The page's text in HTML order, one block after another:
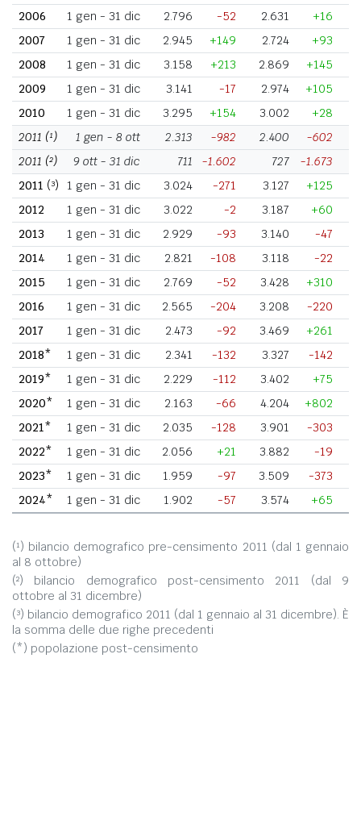
2006
1 gen - 31 dic 2.796 -52 2.631
+16
2007
1 gen - 31 dic 2.945 +149 2.724
+93
2008
1 gen - 31 dic 3.158 +213 2.869
+145
2009
1 gen - 31 dic 3.141 -17 2.974
+105
2010
1 gen - 31 dic 3.295 +154 3.002
+28
2011 (¹) 1 gen - 8 ott 2.313 -982 2.400
-602
2011 (²) 9 ott - 31 dic 711 -1.602 727
-1.673
2011 (³) 1 gen - 31 dic 3.024 -271 3.127
+125
2012
1 gen - 31 dic 3.022 -2 3.187
+60
2013
1 gen - 31 dic 2.929 -93 3.140
-47
2014
1 gen - 31 dic 2.821 -108 3.118
-22
2015
1 gen - 31 dic 2.769 -52 3.428
+310
2016
1 gen - 31 dic 2.565 -204 3.208
-220
2017
1 gen - 31 dic 2.473 -92 3.469
+261
2018*
1 gen - 31 dic 2.341 -132 3.327
-142
2019*
1 gen - 31 dic 2.229 -112 3.402 +75
2020*
1 gen - 31 dic 2.163 -66 4.204 +802
2021*
1 gen - 31 dic 2.035 -128 3.901 -303
2022*
1 gen - 31 dic 2.056 +21 3.882 -19
2023*
1 gen - 31 dic 1.959 -97 3.509 -373
2024*
1 gen - 31 dic 1.902 -57 3.574 +65
(¹) bilancio demografico pre-censimento 2011 (dal 1 gennaio
al 8 ottobre)
(²) bilancio demografico post-censimento 2011 (dal 9
ottobre al 31 dicembre)
(³) bilancio demografico 2011 (dal 1 gennaio al 31 dicembre). È
la somma delle due righe precedenti
(*) popolazione post-censimento